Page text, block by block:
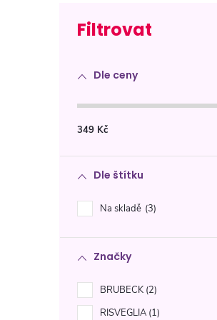
r
n
Dle ceny
349 Kč
Dle štítku
Na skladě 3
Značky
BRUBECK 2
RISVEGLIA 1